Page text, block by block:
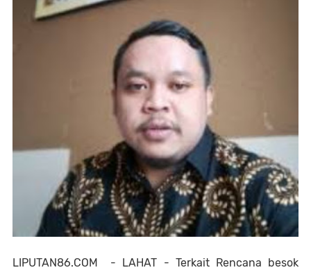
LIPUTAN86.COM - LAHAT - Terkait Rencana besok